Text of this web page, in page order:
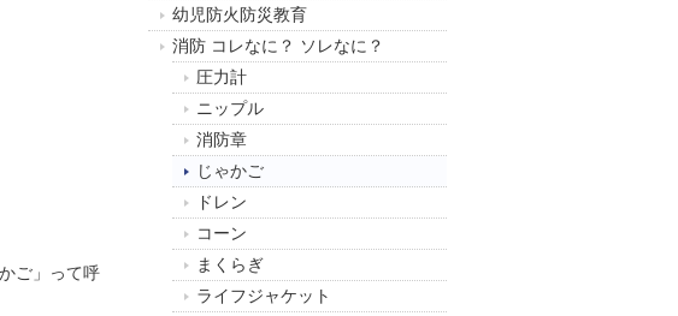
ご」って呼
幼児防火防災教育
消防 コレなに？ ソレなに？
圧力計
ニップル
消防章
じゃかご
ドレン
コーン
まくらぎ
ライフジャケット